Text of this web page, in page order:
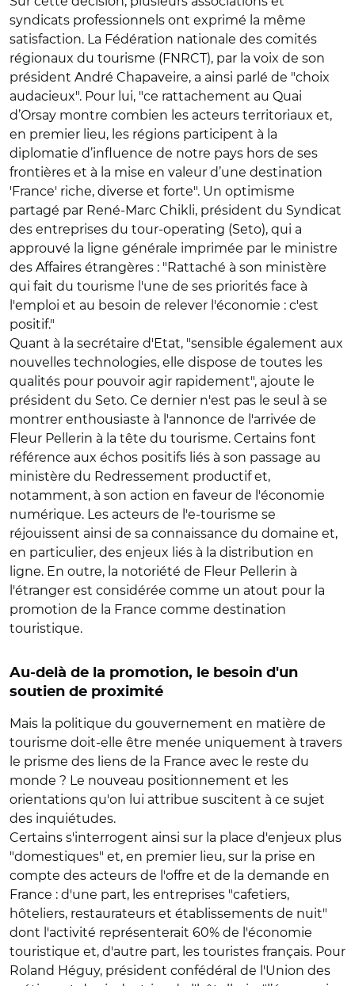
syndicats professionnels ont exprimé la même
satisfaction. La Fédération nationale des comités
régionaux du tourisme (FNRCT), par la voix de son
président André Chapaveire, a ainsi parlé de "choix
audacieux". Pour lui, "ce rattachement au Quai
d’Orsay montre combien les acteurs territoriaux et,
en premier lieu, les régions participent à la
diplomatie d’influence de notre pays hors de ses
frontières et à la mise en valeur d’une destination
'France' riche, diverse et forte". Un optimisme
partagé par René-Marc Chikli, président du Syndicat
des entreprises du tour-operating (Seto), qui a
approuvé la ligne générale imprimée par le ministre
des Affaires étrangères : "Rattaché à son ministère
qui fait du tourisme l'une de ses priorités face à
l'emploi et au besoin de relever l'économie : c'est
positif."
Quant à la secrétaire d'Etat, "sensible également aux
nouvelles technologies, elle dispose de toutes les
qualités pour pouvoir agir rapidement", ajoute le
président du Seto. Ce dernier n'est pas le seul à se
montrer enthousiaste à l'annonce de l'arrivée de
Fleur Pellerin à la tête du tourisme. Certains font
référence aux échos positifs liés à son passage au
ministère du Redressement productif et,
notamment, à son action en faveur de l'économie
numérique. Les acteurs de l'e-tourisme se
réjouissent ainsi de sa connaissance du domaine et,
en particulier, des enjeux liés à la distribution en
ligne. En outre, la notoriété de Fleur Pellerin à
l'étranger est considérée comme un atout pour la
promotion de la France comme destination
touristique.
Au-delà de la promotion, le besoin d'un
soutien de proximité
Mais la politique du gouvernement en matière de
tourisme doit-elle être menée uniquement à travers
le prisme des liens de la France avec le reste du
monde ? Le nouveau positionnement et les
orientations qu'on lui attribue suscitent à ce sujet
des inquiétudes.
Certains s'interrogent ainsi sur la place d'enjeux plus
"domestiques" et, en premier lieu, sur la prise en
compte des acteurs de l'offre et de la demande en
France : d'une part, les entreprises "cafetiers,
hôteliers, restaurateurs et établissements de nuit"
dont l'activité représenterait 60% de l'économie
touristique et, d'autre part, les touristes français. Pour
Roland Héguy, président confédéral de l'Union des